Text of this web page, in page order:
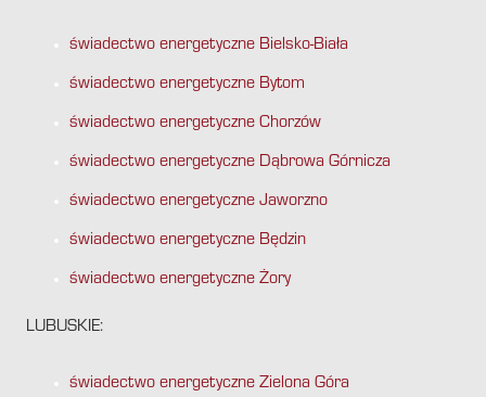
świadectwo energetyczne Bielsko-Biała
świadectwo energetyczne Bytom
świadectwo energetyczne Chorzów
świadectwo energetyczne Dąbrowa Górnicza
świadectwo energetyczne Jaworzno
świadectwo energetyczne Będzin
świadectwo energetyczne Żory
LUBUSKIE:
świadectwo energetyczne Zielona Góra